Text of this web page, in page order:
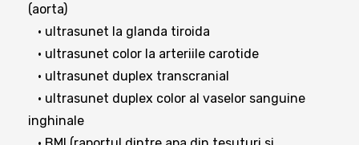
(aorta)
• ultrasunet la glanda tiroida
• ultrasunet color la arteriile carotide
• ultrasunet duplex transcranial
• ultrasunet duplex color al vaselor sanguine
inghinale